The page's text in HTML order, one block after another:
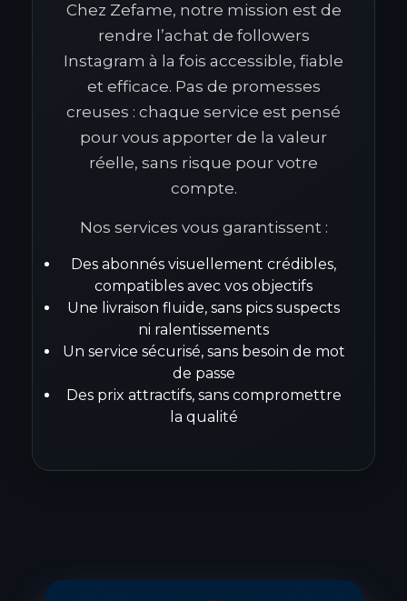
Chez Zefame, notre mission est de
rendre l’achat de followers
Instagram à la fois accessible, fiable
et efficace. Pas de promesses
creuses : chaque service est pensé
pour vous apporter de la valeur
réelle, sans risque pour votre
compte.
Nos services vous garantissent :
Des abonnés visuellement crédibles,
compatibles avec vos objectifs
Une livraison fluide, sans pics suspects
ni ralentissements
Un service sécurisé, sans besoin de mot
de passe
Des prix attractifs, sans compromettre
la qualité